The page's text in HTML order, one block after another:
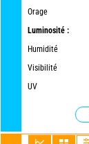
Orage
Luminosité :
Humidité
Visibilité
UV